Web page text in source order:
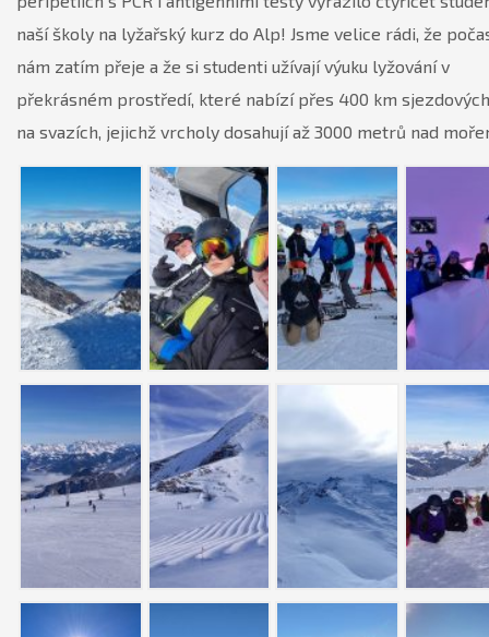
naší školy na lyžařský kurz do Alp! Jsme velice rádi, že
nám zatím přeje a že si studenti užívají výuku lyžování v
překrásném prostředí, které nabízí přes 400 km
na svazích, jejichž vrcholy dosahují až 3000 metrů nad